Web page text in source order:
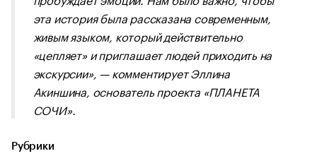
эта история была рассказана современным,
живым языком, который действительно
«цепляет» и приглашает людей приходить на
экскурсии», — комментирует Эллина
Акиншина, основатель проекта «ПЛАНЕТА
СОЧИ».
Рубрики